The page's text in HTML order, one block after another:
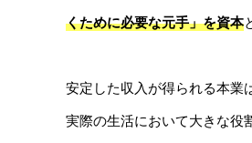
くために必要な元手」を資本
安定した収入が得られる本業
実際の生活において大きな役